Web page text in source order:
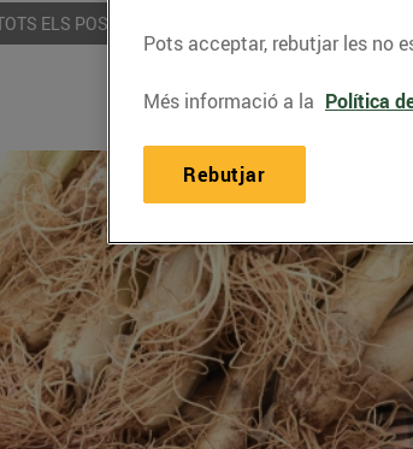
ELS POSTS
Pots acceptar, rebutjar les no
Més informació a la Política
Rebutjar